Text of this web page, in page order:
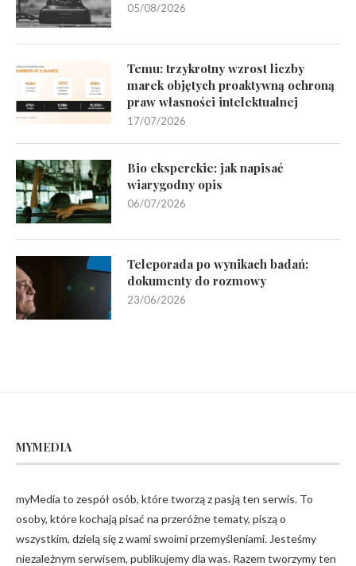
05/08/2026
Temu: trzykrotny wzrost liczby
marek objętych proaktywną ochroną
praw własności intelektualnej
17/07/2026
Bio eksperckie: jak napisać
wiarygodny opis
06/07/2026
Teleporada po wynikach badań:
dokumenty do rozmowy
23/06/2026
MYMEDIA
myMedia to zespół osób, które tworzą z pasją ten serwis. To
osoby, które kochają pisać na przeróżne tematy, piszą o
wszystkim, dzielą się z wami swoimi przemyśleniami. Jesteśmy
niezależnym serwisem, publikujemy dla was. Razem tworzymy ten